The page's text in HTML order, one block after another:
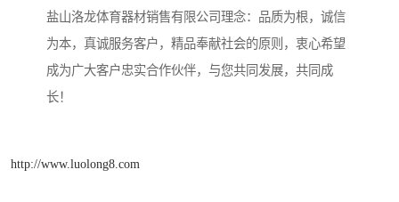
盐山洛龙体育器材销售有限公司理念：品质为根，诚信
为本，真诚服务客户，精品奉献社会的原则，衷心希望
成为广大客户忠实合作伙伴，与您共同发展，共同成
长！
http://www.luolong8.com